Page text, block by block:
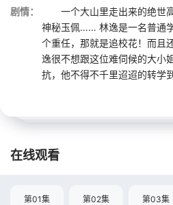
剧情：
一个大山里走出来的绝世
神秘玉佩…… 林逸是一名普通
个重任，那就是追校花！而且
逸很不想跟这位难伺候的大小
抗，他不得不千里迢迢的转学
在线观看
第01集 第02集 第03集